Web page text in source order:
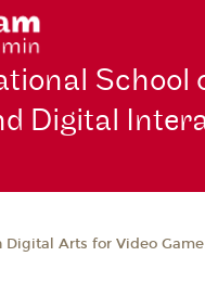
School
Digital
Digital Arts for Video